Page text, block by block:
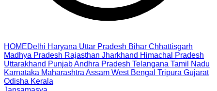
HOMEDelhi Haryana Uttar Pradesh Bihar Chhattisgarh
Madhya Pradesh Rajasthan Jharkhand Himachal Pradesh
Uttarakhand PunjabAndhra Pradesh Telangana Tamil Nadu
Karnataka Maharashtra Assam West Bengal Tripura Gujarat
Odisha Kerala